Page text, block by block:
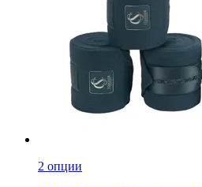
2 опции